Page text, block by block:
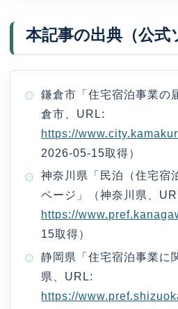
本記事の出典（公式
鎌倉市「住宅宿泊事業の
倉市、URL:
https://
2026-05-15取得）
神奈川県「民泊（住宅宿
ページ」（神奈川県、
https://
15取得）
静岡県「住宅宿泊事業に
県、URL:
https://